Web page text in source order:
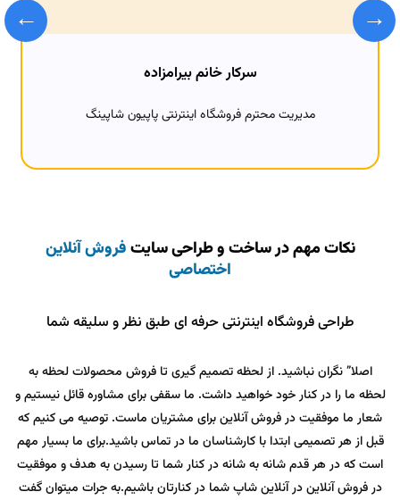
←
سرکار خانم بیرامزاده
مدیریت محترم فروشگاه اینترنتی پاپیون شاپینگ
→
نکات مهم در ساخت و طراحی سایتفروش آنلاین
اختصاصی
طراحی فروشگاه اینترنتی حرفه ای طبق نظر و سلیقه شما
اصلا” نگران نباشید. از لحظه تصمیم گیری تا فروش محصولات لحظه به
لحظه ما را در کنار خود خواهید داشت. ما سقفی برای مشاوره قائل نیستیم و
شعار ما موفقیت در فروش آنلاین برای مشتریان ماست. توصیه می کنیم که
قبل از هر تصمیمی ابتدا با کارشناسان ما در تماس باشید.برای ما بسیار مهم
است که در هر قدم شانه به شانه در کنار شما تا رسیدن به هدف و موفقیت
در فروش آنلاین در آنلاین شاپ شما در کنارتان باشیم.به جرات میتوان گفت